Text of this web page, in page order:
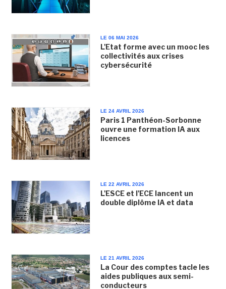
LE 06 MAI 2026
L'Etat forme avec un mooc les
collectivités aux crises
cybersécurité
LE 24 AVRIL 2026
Paris 1 Panthéon-Sorbonne
ouvre une formation IA aux
licences
LE 22 AVRIL 2026
L'ESCE et l'ECE lancent un
double diplôme IA et data
LE 21 AVRIL 2026
La Cour des comptes tacle les
aides publiques aux semi-
conducteurs